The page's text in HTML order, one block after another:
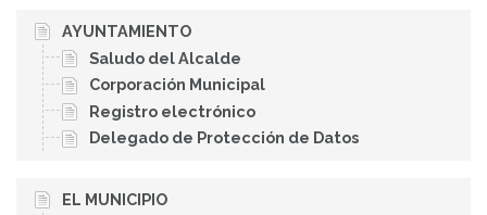
AYUNTAMIENTO
Saludo del Alcalde
Corporación Municipal
Registro electrónico
Delegado de Protección de Datos
EL MUNICIPIO